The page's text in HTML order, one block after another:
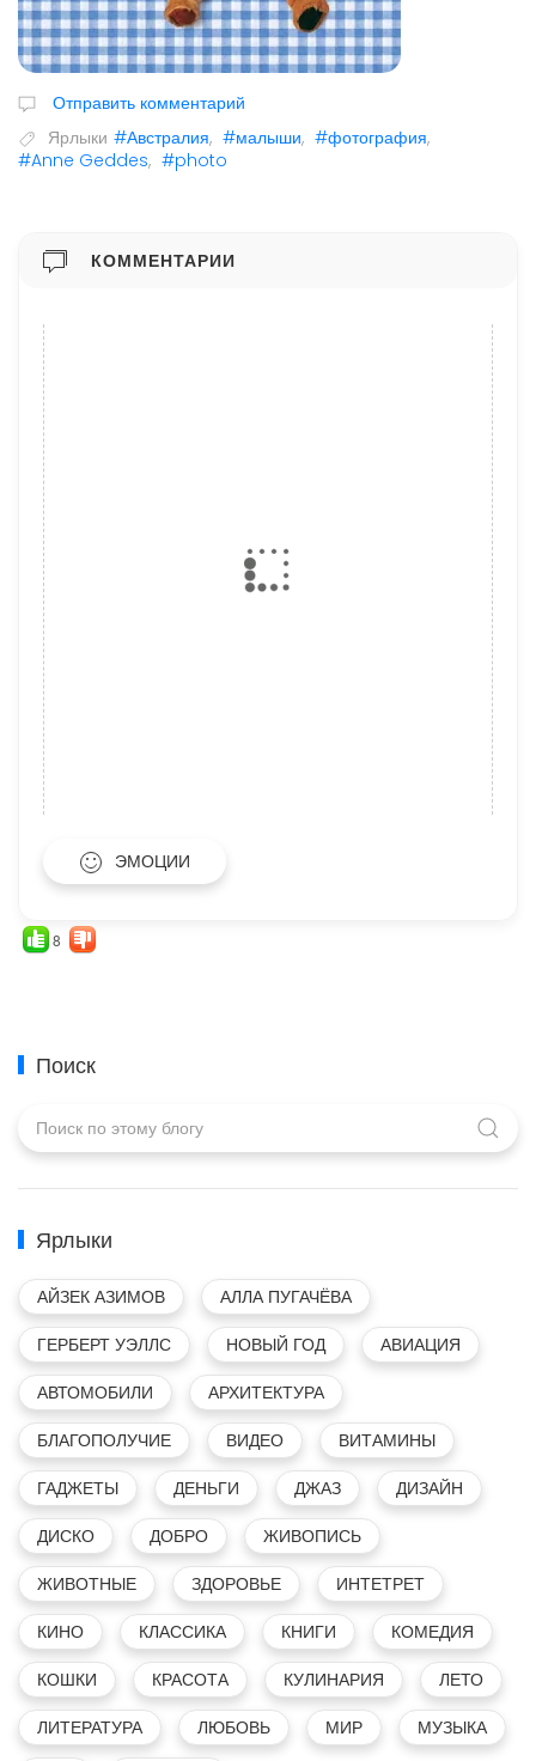
Отправить комментарий
Ярлыки #Австралия, #малыши, #фотография,
#Anne Geddes, #photo
КОММЕНТАРИИ
ЭМОЦИИ
8
Поиск
Ярлыки
АЙЗЕК АЗИМОВ
АЛЛА ПУГАЧЁВА
ГЕРБЕРТ УЭЛЛС
НОВЫЙ ГОД
АВИАЦИЯ
АВТОМОБИЛИ
АРХИТЕКТУРА
БЛАГОПОЛУЧИЕ
ВИДЕО
ВИТАМИНЫ
ГАДЖЕТЫ
ДЕНЬГИ ДЖАЗ
ДИЗАЙН
ДИСКО
ДОБРО
ЖИВОПИСЬ
ЖИВОТНЫЕ
ЗДОРОВЬЕ
ИНТЕТРЕТ
КИНО
КЛАССИКА КНИГИ
КОМЕДИЯ
КОШКИ
КРАСОТА КУЛИНАРИЯ
ЛЕТО
ЛИТЕРАТУРА
ЛЮБОВЬ МИР МУЗЫКА